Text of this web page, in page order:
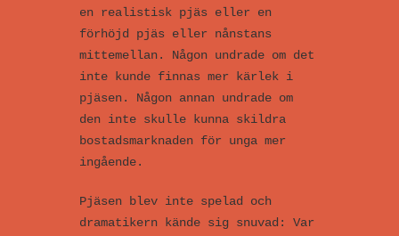
en realistisk pjäs eller en
förhöjd pjäs eller nånstans
mittemellan. Någon undrade om det
inte kunde finnas mer kärlek i
pjäsen. Någon annan undrade om
den inte skulle kunna skildra
bostadsmarknaden för unga mer
ingående.
Pjäsen blev inte spelad och
dramatikern kände sig snuvad: Var